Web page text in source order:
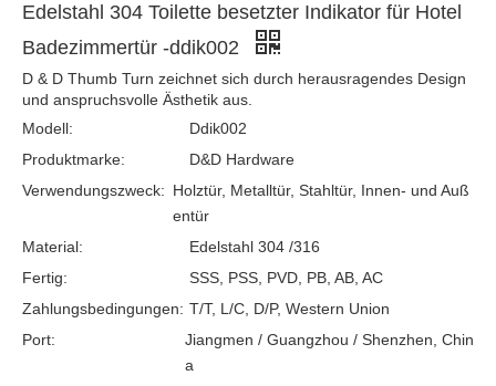
Edelstahl 304 Toilette besetzter Indikator für Hotel
Badezimmertür -ddik002
D & D Thumb Turn zeichnet sich durch herausragendes Design
und anspruchsvolle Ästhetik aus.
Modell:
Ddik002
Produktmarke:
D&D Hardware
Verwendungszweck: Holztür, Metalltür, Stahltür, Innen- und Auß
entür
Material:
Edelstahl 304 /316
Fertig:
SSS, PSS, PVD, PB, AB, AC
Zahlungsbedingungen: T/T, L/C, D/P, Western Union
Port:
Jiangmen / Guangzhou / Shenzhen, Chin
a